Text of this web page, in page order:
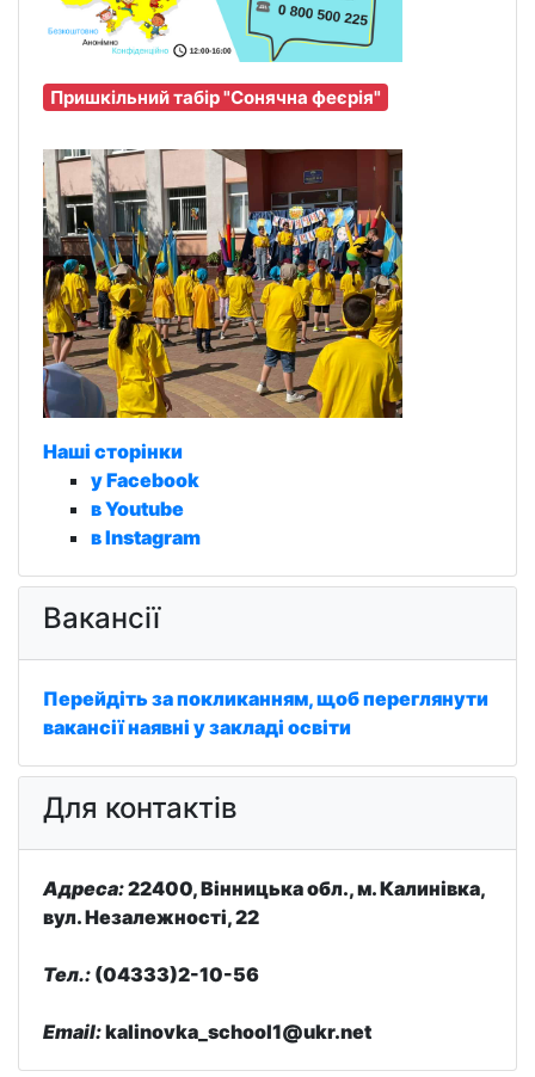
Пришкільний табір "Сонячна феєрія"
Наші сторінки
у Facebook
в Youtube
в Instagram
Вакансії
Перейдіть за покликанням, щоб переглянути
вакансії наявні у закладі освіти
Для контактів
Адреса:22400, Вінницька обл., м. Калинівка,
вул. Незалежності, 22
Тел.: (04333)2-10-56
Email:kalinovka_school1@ukr.net